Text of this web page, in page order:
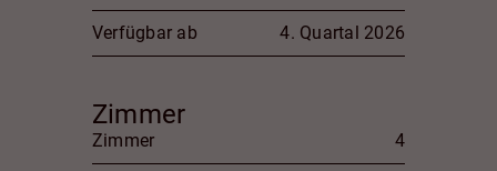
Verfügbar ab 4. Quartal 2026
Zimmer
Zimmer 4